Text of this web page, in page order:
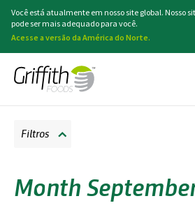
Você está atualmente em nosso site global. Nosso
pode ser mais adequado para você.
Acesse a versão da América do Norte.
Month
Filtros